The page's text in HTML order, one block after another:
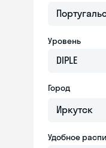
Уровень
DIPLE
Город
Удобное